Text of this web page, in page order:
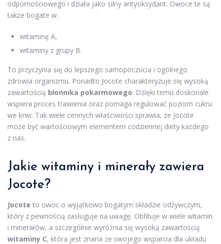
odpornościowego i działa jako silny antyoksydant. Owoce te są
także bogate w:
witaminę A,
witaminy z grupy B.
To przyczynia się do lepszego samopoczucia i ogólnego
zdrowia organizmu. Ponadto Jocote charakteryzuje się wysoką
zawartością błonnika pokarmowego. Dzięki temu doskonale
wspiera proces trawienia oraz pomaga regulować poziom cukru
we krwi. Tak wiele cennych właściwości sprawia, że Jocote
może być wartościowym elementem codziennej diety każdego
z nas.
Jakie witaminy i minerały zawiera
Jocote?
Jocote to owoc o wyjątkowo bogatym składzie odżywczym,
który z pewnością zasługuje na uwagę. Obfituje w wiele witamin
i minerałów, a szczególnie wyróżnia się wysoką zawartością
witaminy C, która jest znana ze swojego wsparcia dla układu